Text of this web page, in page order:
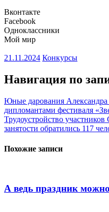
Вконтакте
Facebook
Одноклассники
Мой мир
21.11.2024 Конкурсы
Навигация по
Юные дарования
дипломантами фестиваля
Трудоустройство
занятости обратились 117
Похожие записи
А ведь праздник